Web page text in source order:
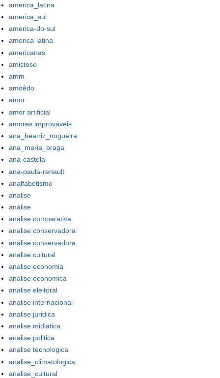
america_latina
america_sul
america-do-sul
america-latina
americanas
amistoso
amm
amoêdo
amor
amor artificial
amores improváveis
ana_beatriz_nogueira
ana_maria_braga
ana-castela
ana-paula-renault
analfabetismo
analise
análise
analise comparativa
analise conservadora
análise conservadora
analise cultural
analise economia
analise economica
analise eleitoral
analise internacional
analise juridica
analise midiatica
analise politica
analise tecnologica
analise_climatologica
analise_cultural